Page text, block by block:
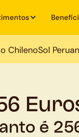
ChilenoSol
é